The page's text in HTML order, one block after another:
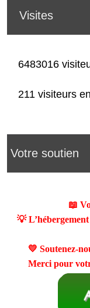
Visites
6483016
211 visiteurs
Votre soutien
📖
💡
💛 Soutenez-
Merci pour